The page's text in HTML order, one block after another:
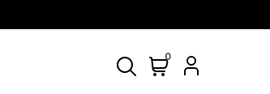
| Todos los días, todos los bancos
0